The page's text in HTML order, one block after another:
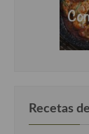
Recetas